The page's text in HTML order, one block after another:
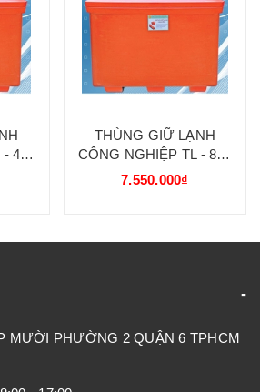
450
90
THÙNG GIỮ LẠNH
CÔNG NGHIỆP TL - 800
LÍT QC 134 X 106 X 100
7.550.000₫
MƯỜI PHƯỜNG 2 QUẬN 6 TPHCM